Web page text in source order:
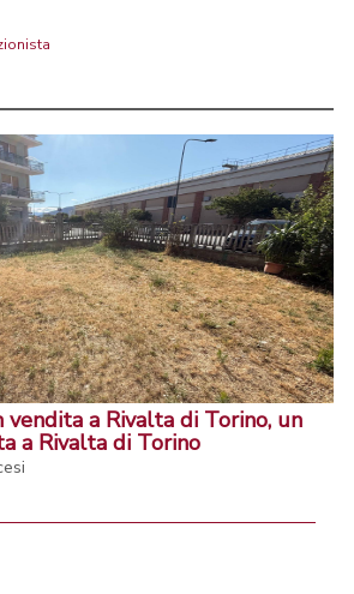
vendita a Rivalta di Torino, un
a Rivalta di Torino